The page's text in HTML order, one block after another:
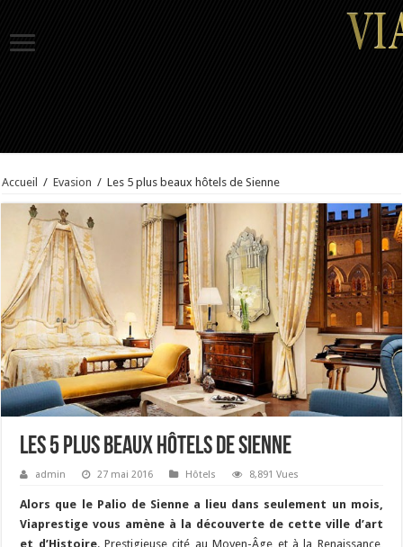
Accueil / Evasion / Les 5 plus beaux hôtels de Sienne
Les 5 plus beaux hôtels de Sienne
admin 27 mai 2016 Hôtels 8,891 Vues
Alors que le Palio de Sienne a lieu dans seulement un mois,
Viaprestige vous amène à la découverte de cette ville d’art
et d’Histoire. Prestigieuse cité au Moyen-Âge et à la Renaissance,